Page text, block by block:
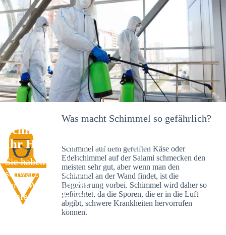
Schimmelexperte in Hirschaid –
Ihr Helfer an Ort und Stelle
Sie haben kürzlich
schwarze Flecken an
Ihrer Wand entdeckt?
Schlechte Nachrichten:
Sie haben einen
Was macht Schimmel so gefährlich?
Schimmel auf dem gereiften Käse oder
Edelschimmel auf der Salami schmecken den
meisten sehr gut, aber wenn man den
Schimmel an der Wand findet, ist die
Begeisterung vorbei. Schimmel wird daher so
gefürchtet, da die Sporen, die er in die Luft
abgibt, schwere Krankheiten hervorrufen
können.